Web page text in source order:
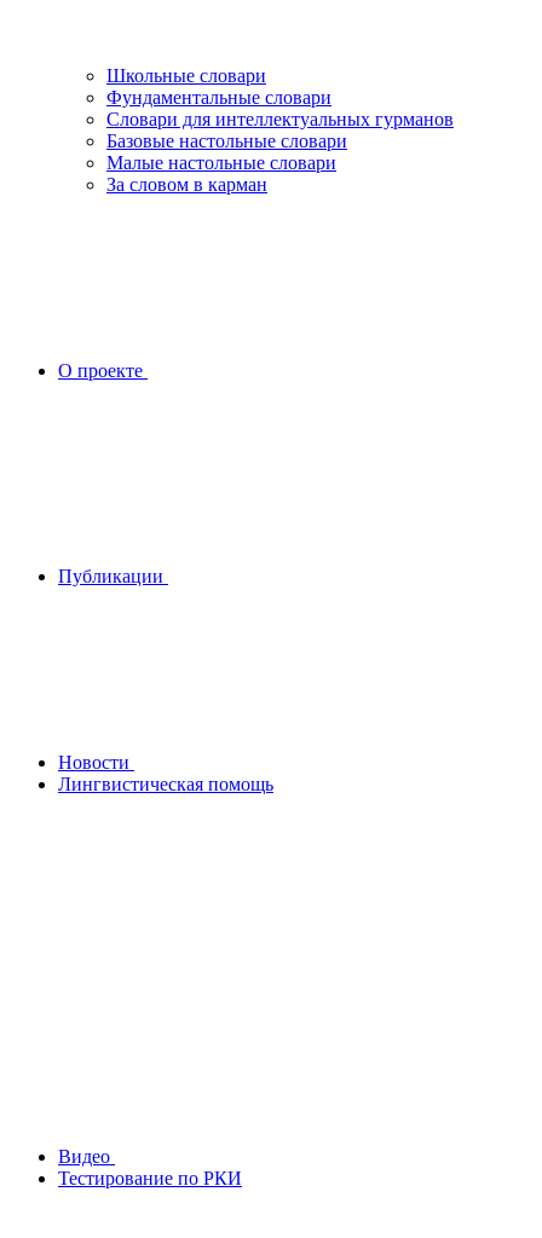
Школьные словари
Фундаментальные словари
Словари для интеллектуальных гурманов
Базовые настольные словари
Малые настольные словари
За словом в карман
О проекте
Публикации
Новости
Лингвистическая помощь
Видео
Тестирование по РКИ